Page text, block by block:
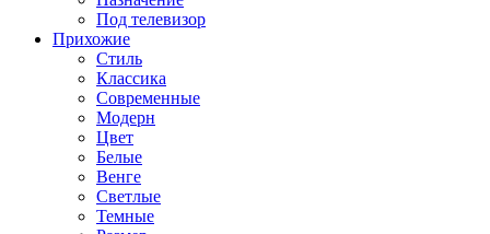
Под телевизор
Прихожие
Стиль
Классика
Современные
Модерн
Цвет
Белые
Венге
Светлые
Темные